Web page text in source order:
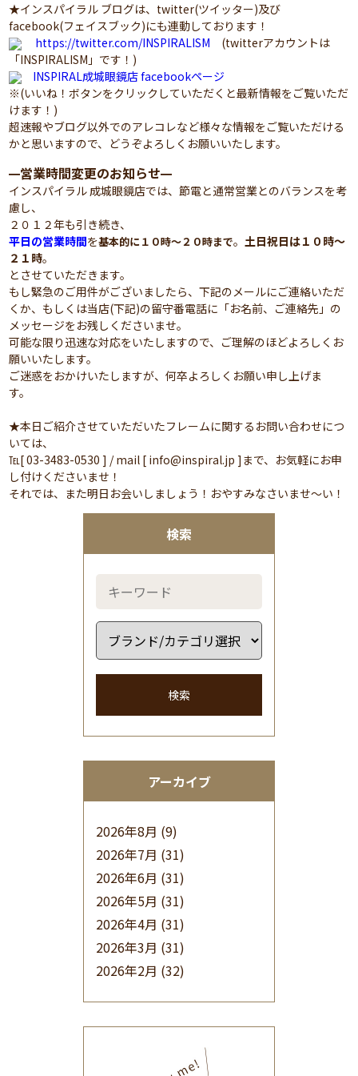
検索
検索
アーカイブ
2026年8月 (9)
2026年7月 (31)
2026年6月 (31)
2026年5月 (31)
2026年4月 (31)
2026年3月 (31)
2026年2月 (32)
(32)
★インスパイラル ブログは、twitter(ツイッター)及び
facebook(フェイスブック)にも連動しております！
https://twitter.com/INSPIRALISM (twitterアカウントは
「INSPIRALISM」です！)
INSPIRAL成城眼鏡店 facebookページ
※(いいね！ボタンをクリックしていただくと最新情報をご覧いただ
けます！)
超速報やブログ以外でのアレコレなど様々な情報をご覧いただける
かと思いますので、どうぞよろしくお願いいたします。
━営業時間変更のお知らせ━
インスパイラル 成城眼鏡店では、節電と通常営業とのバランスを考
慮し、
２０１２年も引き続き、
平日の営業時間を基本的に１０時～２０時まで。土日祝日は１０時～
２１時。
とさせていただきます。
もし緊急のご用件がございましたら、下記のメールにご連絡いただ
くか、もしくは当店(下記)の留守番電話に「お名前、ご連絡先」の
メッセージをお残しくださいませ。
可能な限り迅速な対応をいたしますので、ご理解のほどよろしくお
願いいたします。
ご迷惑をおかけいたしますが、何卒よろしくお願い申し上げま
す。
★本日ご紹介させていただいたフレームに関するお問い合わせにつ
いては、
℡[ 03-3483-0530 ] / mail [ info@inspiral.jp ]まで、お気軽にお申
し付けくださいませ！
それでは、また明日お会いしましょう！おやすみなさいませ～い！